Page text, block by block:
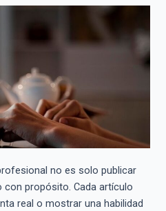
no es solo publicar
propósito. Cada artículo
real o mostrar una habilidad